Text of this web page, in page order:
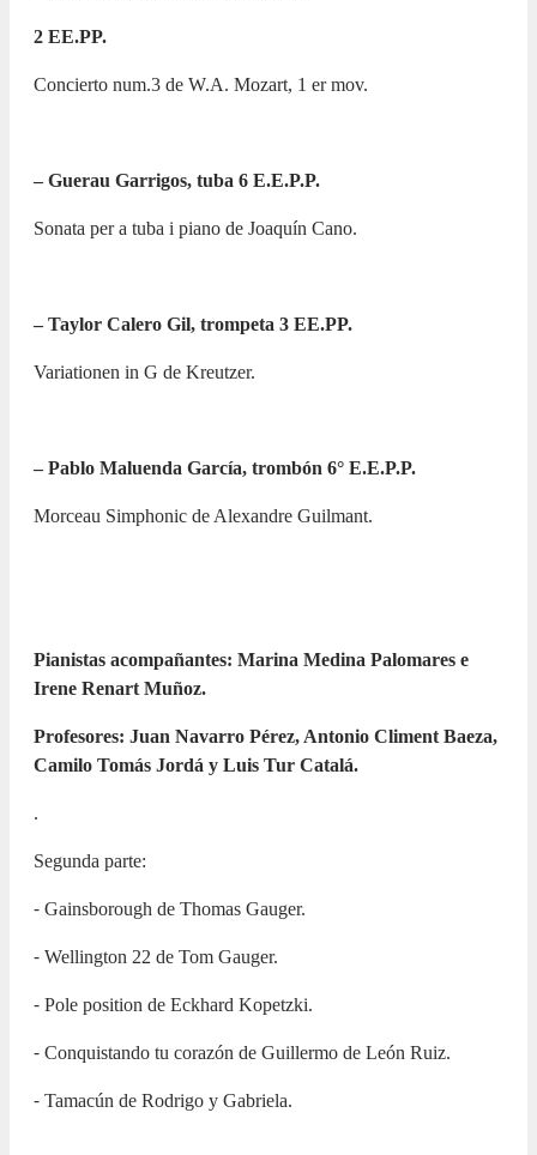
2 EE.PP.
Concierto num.3 de W.A. Mozart, 1 er mov.
– ⁠Guerau Garrigos, tuba 6 E.E.P.P.
Sonata per a tuba i piano de Joaquín Cano.
– Taylor Calero Gil, trompeta 3 EE.PP.
Variationen in G de Kreutzer.
– Pablo Maluenda García, trombón 6° E.E.P.P.
Morceau Simphonic de Alexandre Guilmant.
Pianistas acompañantes: Marina Medina Palomares e
Irene Renart Muñoz.
Profesores: Juan Navarro Pérez, Antonio Climent Baeza,
Camilo Tomás Jordá y Luis Tur Catalá.
.
Segunda parte:
⁃ Gainsborough de Thomas Gauger.
⁃ Wellington 22 de Tom Gauger.
⁃ Pole position de Eckhard Kopetzki.
⁃ Conquistando tu corazón de Guillermo de León Ruiz.
⁃ Tamacún de Rodrigo y Gabriela.